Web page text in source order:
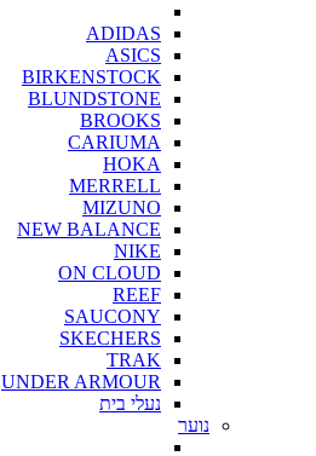
ADIDAS
ASICS
BIRKENSTOCK
BLUNDSTONE
BROOKS
CARIUMA
HOKA
MERRELL
MIZUNO
NEW BALANCE
NIKE
ON CLOUD
REEF
SAUCONY
SKECHERS
TRAK
UNDER ARMOUR
נעלי בית
נוער